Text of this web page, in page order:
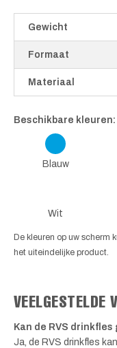
Gewicht
Formaat
Materiaal
Beschikbare kleuren:
Blauw
Wit
De kleuren op uw scherm
het uiteindelijke product.
VEELGESTELDE
Kan de RVS
Ja, de RVS drinkfles